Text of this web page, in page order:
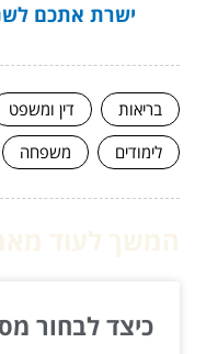
ישרת אתכם
בריאות דין ומשפט
לימודים
משפחה
כיצד לבחור